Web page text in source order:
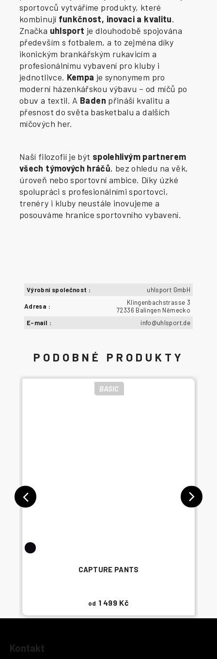
BASIC
CAPTURE PANTS
od 1 499 Kč
sportovců vytváříme produkty, které
kombinují funkčnost, inovaci a kvalitu.
Značka uhlsport je dlouhodobě spojována
především s fotbalem, a to zejména díky
ikonickým brankářským rukavicím a
profesionálnímu vybavení pro kluby i
jednotlivce. Kempa je synonymem pro
moderní házenkářskou výbavu – od míčů po
obuv a textil. A Baden přináší kvalitu a
přesnost do světa basketbalu a dalších
míčových her.
Naší filozofií je být spolehlivým partnerem
všech týmových hráčů, bez ohledu na věk,
úroveň nebo sportovní ambice. Díky úzké
spolupráci s profesionálními sportovci,
trenéry i kluby neustále inovujeme a
posouváme hranice sportovního vybavení.
Výrobní společnost : uhlsport GmbH
Adresa :
Klingenbachstrasse 3
72336 Balingen Německo
E-mail : info@uhlsport.de
Kontakt